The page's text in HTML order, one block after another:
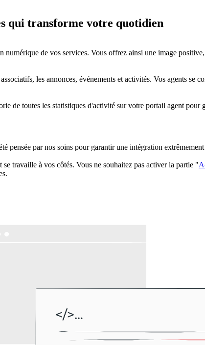
qui transforme votre quotidien
de vos services. Vous offrez ainsi une image
les annonces, événements et activités. Vos agents se
de toutes les statistiques d'activité sur votre portail agent pour
par nos soins pour garantir une intégration
travaille à vos côtés. Vous ne souhaitez pas activer la partie "